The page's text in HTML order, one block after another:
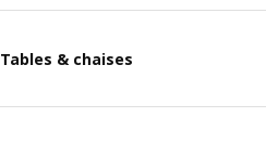
Tables & chaises